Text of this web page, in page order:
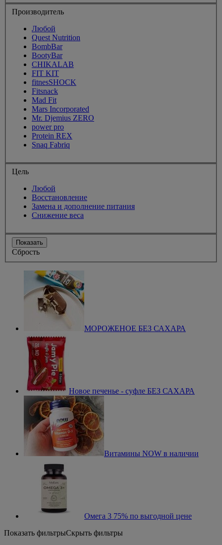
Производитель
Любой
Quest Nutrition
BombBar
BootyBar
CHIKALAB
FIT KIT
fitnesSHOCK
Fitsnack
Mad Fit
Mars Incorporated
Mr. Djemius ZERO
power pro
Protein REX
Snaq Fabriq
Цель
Любой
Восстановление
Замена и дополнение питания
Снижение веса
Показать
Сбрость
МОРОЖЕНОЕ БЕЗ САХАРА
Новое печенье - суфле БЕЗ САХАРА
Витамины NOW в наличии
Омега 3 75% по выгодной цене
Показать фильтрыСкрыть фильтры